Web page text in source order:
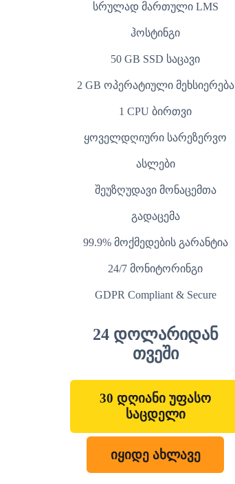
სრულად მართული LMS
ჰოსტინგი
50 GB SSD საცავი
2 GB ოპერატიული მეხსიერება
1 CPU ბირთვი
ყოველდღიური სარეზერვო
ასლები
შეუზღუდავი მონაცემთა
გადაცემა
99.9% მოქმედების გარანტია
24/7 მონიტორინგი
GDPR Compliant & Secure
24 დოლარიდან
თვეში
30 დღიანი უფასო
საცდელი
იყიდე ახლავე